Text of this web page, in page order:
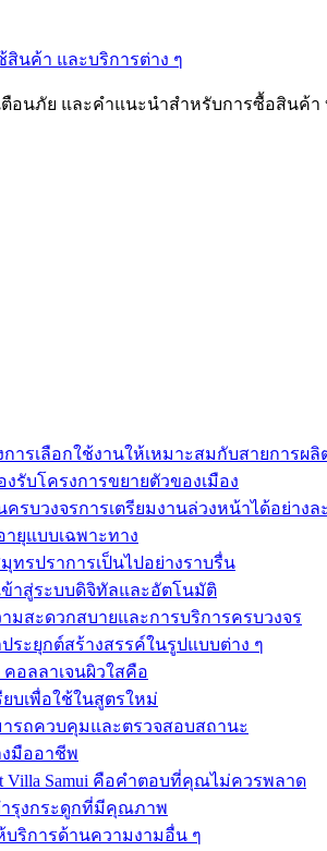
สินค้า และบริการต่าง ๆ
ตือนภัย และคำแนะนำสำหรับการซื้อสินค้า
การเลือกใช้งานให้เหมาะสมกับสายการผลิ
รับโครงการขยายตัวของเมือง
รบวงจรการเตรียมงานล่วงหน้าได้อย่างล
ยุแบบเฉพาะทาง
รปราการเป็นไปอย่างราบรื่น
ข้าสู่ระบบดิจิทัลและอัตโนมัติ
ามสะดวกสบายและการบริการครบวงจร
ระยุกต์สร้างสรรค์ในรูปแบบต่าง ๆ
คอลลาเจนผิวใสคือ
บเพื่อใช้ในสูตรใหม่
รถควบคุมและตรวจสอบสถานะ
งมืออาชีพ
Villa Samui คือคำตอบที่คุณไม่ควรพลาด
ำรุงกระดูกที่มีคุณภาพ
บริการด้านความงามอื่น ๆ